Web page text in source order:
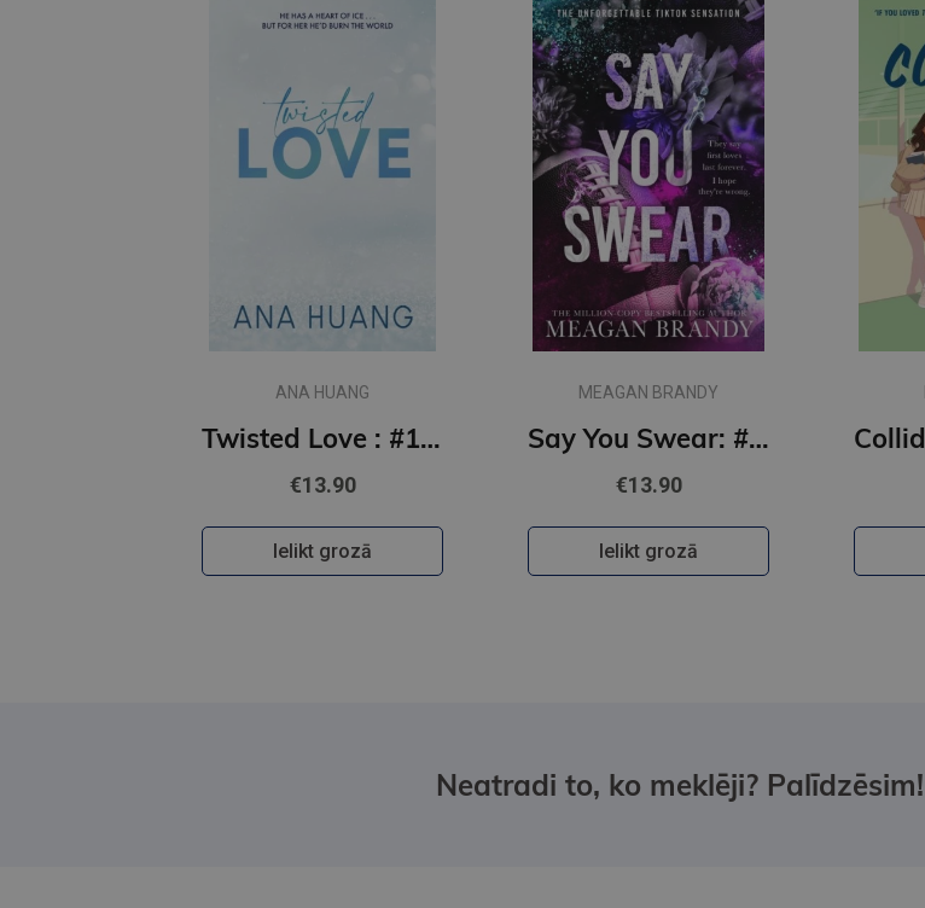
ANA HUANG
Twisted Love : #1 Twisted series - the TikTok sensation! Fall into a world of addictive romance...
€13.90
Ielikt grozā
MEAGAN BRANDY
Say You Swear: #1 Boys of Avix series : The smash-hit TikTok sensation
€13.90
Ielikt grozā
Neatradi to, ko meklēji? Palīdzēsim!